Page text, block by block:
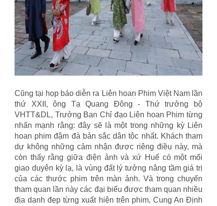
Cũng tại họp báo diễn ra Liên hoan Phim Việt Nam lần
thứ XXII, ông Tạ Quang Đông - Thứ trưởng bộ
VHTT&DL, Trưởng Ban Chỉ đạo Liên hoan Phim từng
nhấn mạnh rằng: đây sẽ là một trong những kỳ Liên
hoan phim đậm đà bản sắc dân tộc nhất. Khách tham
dự không những cảm nhận được riêng điều này, mà
còn thấy rằng giữa điện ảnh và xứ Huế có một mối
giao duyên kỳ lạ, là vùng đất lý tưởng nâng tầm giá trị
của các thước phim trên màn ảnh. Và trong chuyến
tham quan lần này các đại biểu được tham quan nhiều
địa danh đẹp từng xuất hiện trên phim, Cung An Định